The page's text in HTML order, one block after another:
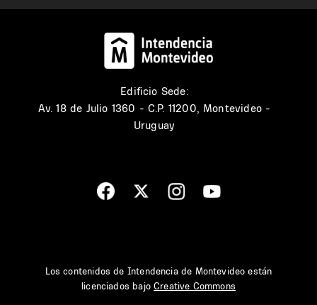
Edificio Sede:
Av. 18 de Julio 1360 - C.P. 11200, Montevideo -
Uruguay
Los contenidos de Intendencia de Montevideo están
licenciados bajoCreative Commons